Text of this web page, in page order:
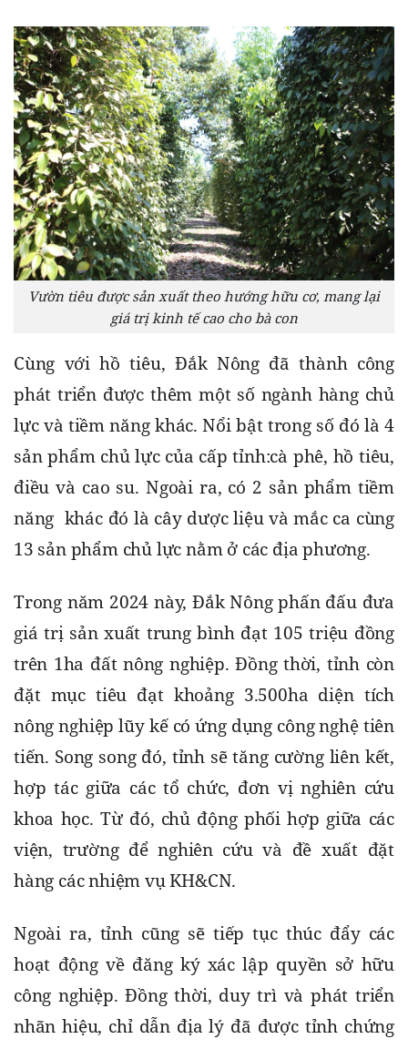
Vườn tiêu được sản xuất theo hướng hữu cơ, mang lại
giá trị kinh tế cao cho bà con
Cùng với hồ tiêu, Đắk Nông đã thành công
phát triển được thêm một số ngành hàng chủ
lực và tiềm năng khác. Nổi bật trong số đó là 4
sản phẩm chủ lực của cấp tỉnh:cà phê, hồ tiêu,
điều và cao su. Ngoài ra, có 2 sản phẩm tiềm
năng  khác đó là cây dược liệu và mắc ca cùng
13 sản phẩm chủ lực nằm ở các địa phương.
Trong năm 2024 này, Đắk Nông phấn đấu đưa
giá trị sản xuất trung bình đạt 105 triệu đồng
trên 1ha đất nông nghiệp. Đồng thời, tỉnh còn
đặt mục tiêu đạt khoảng 3.500ha diện tích
nông nghiệp lũy kế có ứng dụng công nghệ tiên
tiến. Song song đó, tỉnh sẽ tăng cường liên kết,
hợp tác giữa các tổ chức, đơn vị nghiên cứu
khoa học. Từ đó, chủ động phối hợp giữa các
viện, trường để nghiên cứu và đề xuất đặt
hàng các nhiệm vụ KH&CN.
Ngoài ra, tỉnh cũng sẽ tiếp tục thúc đẩy các
hoạt động về đăng ký xác lập quyền sở hữu
công nghiệp. Đồng thời, duy trì và phát triển
nhãn hiệu, chỉ dẫn địa lý đã được tỉnh chứng